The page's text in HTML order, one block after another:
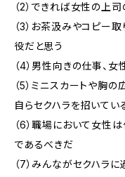
（2）できれば女性の上
（3）お茶汲みやコピー
役だと思う
（4）男性向きの仕事、
（5）ミニスカートや胸
自らセクハラを招いてい
（6）職場において女性
であるべきだ
（7）みんながセクハラ